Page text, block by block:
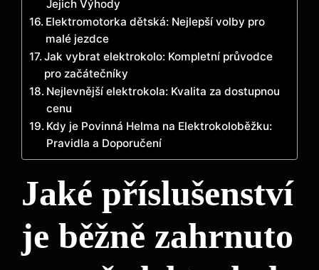
Jejich Výhody
Elektromotorka dětská: Nejlepší volby pro
malé jezdce
Jak vybrat elektrokolo: Kompletní průvodce
pro začátečníky
Nejlevnější elektrokola: Kvalita za dostupnou
cenu
Kdy je Povinná Helma na Elektrokoloběžku:
Pravidla a Doporučení
Jaké příslušenství
je běžně zahrnuto